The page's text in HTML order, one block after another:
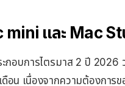
และ Mac
ะกอบการไตรมาส 2 ปี
อน เนื่องจากความต้องการข